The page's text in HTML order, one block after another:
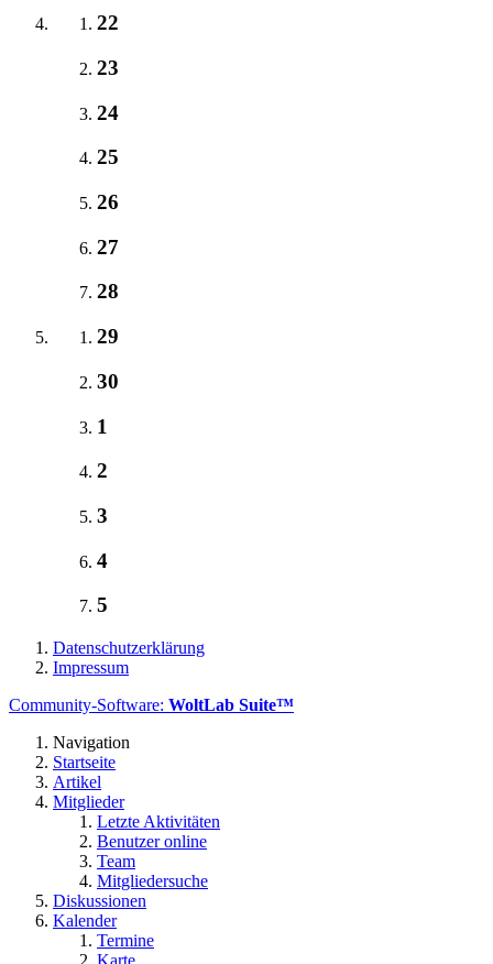
22
23
24
25
26
27
28
29
30
1
2
3
4
5
Datenschutzerklärung
Impressum
Community-Software: WoltLab Suite™
Navigation
Startseite
Artikel
Mitglieder
Letzte Aktivitäten
Benutzer online
Team
Mitgliedersuche
Diskussionen
Kalender
Termine